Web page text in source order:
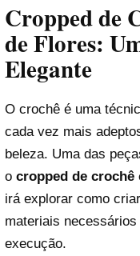
Cropped de
de Flores:
Elegante
O crochê é uma
cada vez mais
beleza. Uma das
o cropped de
irá explorar como
materiais
execução.